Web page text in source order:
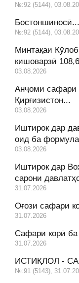
№:92 (5144),
Бостоншиносӣ...
№:92 (5144),
Минтақаи
кишоварзӣ
03.08.2026
Анҷоми сафари
Қирғизистон...
03.08.2026
Иштирок дар
оид ба
03.08.2026
Иштирок дар
сарони
31.07.2026
Оғози сафари
31.07.2026
Сафари корӣ ба
31.07.2026
ИСТИҚЛОЛ -
№:91 (5143),